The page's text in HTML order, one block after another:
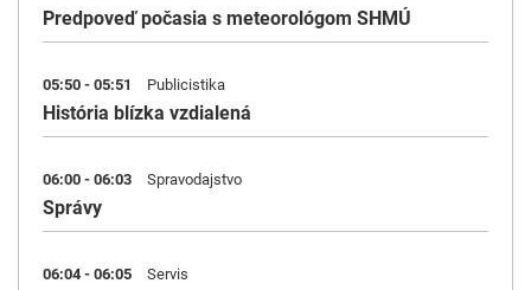
Predpoveď počasia s meteorológom SHMÚ
05:50 - 05:51 Publicistika
História blízka vzdialená
06:00 - 06:03 Spravodajstvo
Správy
06:04 - 06:05 Servis